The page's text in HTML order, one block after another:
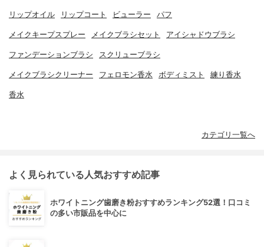
リップオイル リップコート ビューラー パフ
メイクキープスプレー メイクブラシセット アイシャドウブラシ
ファンデーションブラシ スクリューブラシ
メイクブラシクリーナー フェロモン香水 ボディミスト 練り香水
香水
カテゴリ一覧へ
よく見られている人気おすすめ記事
ホワイトニング歯磨き粉おすすめランキング52選！口コミ
の多い市販品を中心に